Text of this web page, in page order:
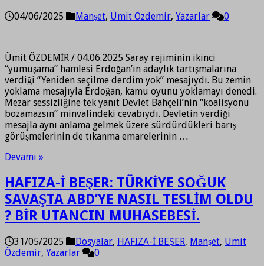
04/06/2025 Manşet, Ümit Özdemir, Yazarlar 0
Ümit ÖZDEMİR / 04.06.2025 Saray rejiminin ikinci
“yumuşama” hamlesi Erdoğan’ın adaylık tartışmalarına
verdiği “Yeniden seçilme derdim yok” mesajıydı. Bu zemin
yoklama mesajıyla Erdoğan, kamu oyunu yoklamayı denedi.
Mezar sessizliğine tek yanıt Devlet Bahçeli’nin “koalisyonu
bozamazsın” minvalindeki cevabıydı. Devletin verdiği
mesajla aynı anlama gelmek üzere sürdürdükleri barış
görüşmelerinin de tıkanma emarelerinin …
Devamı »
HAFIZA-İ BEŞER: TÜRKİYE SOĞUK
SAVAŞTA ABD’YE NASIL TESLİM OLDU
? BİR UTANCIN MUHASEBESİ.
31/05/2025 Dosyalar, HAFIZA-İ BEŞER, Manşet, Ümit
Özdemir, Yazarlar 0